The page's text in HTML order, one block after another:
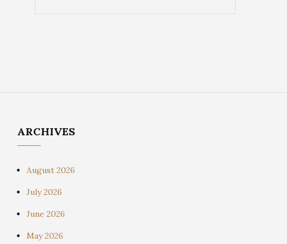
ARCHIVES
August 2026
July 2026
June 2026
May 2026